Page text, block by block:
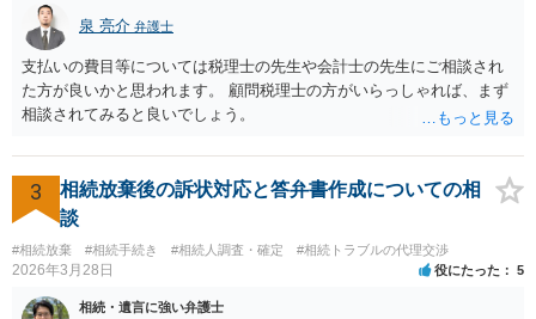
泉 亮介 弁護士
支払いの費目等については税理士の先生や会計士の先生にご相談され
た方が良いかと思われます。 顧問税理士の方がいらっしゃれば、まず
相談されてみると良いでしょう。
3
相続放棄後の訴状対応と答弁書作成についての相
談
#相続放棄 #相続手続き #相続人調査・確定 #相続トラブルの代理交渉
2026年3月28日 役にたった 5
相続・遺言に強い弁護士